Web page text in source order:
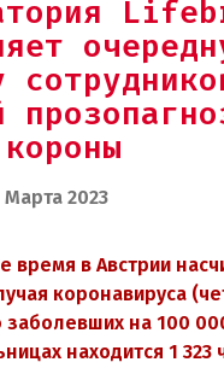
2023
время в Австрии
коронавируса
заболевших на 100
находится 1 323